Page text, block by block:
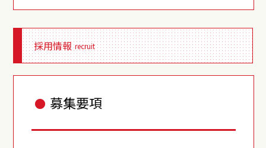
採用情報 recruit
● 募集要項